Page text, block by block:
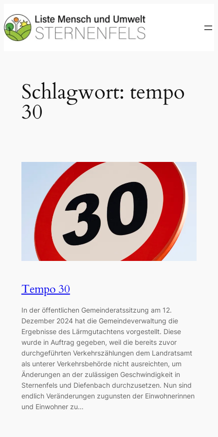
Inhalt
springen
Schlagwort: tempo
30
Tempo 30
In der öffentlichen Gemeinderatssitzung am 12.
Dezember 2024 hat die Gemeindeverwaltung die
Ergebnisse des Lärmgutachtens vorgestellt. Diese
wurde in Auftrag gegeben, weil die bereits zuvor
durchgeführten Verkehrszählungen dem Landratsamt
als unterer Verkehrsbehörde nicht ausreichten, um
Änderungen an der zulässigen Geschwindigkeit in
Sternenfels und Diefenbach durchzusetzen. Nun sind
endlich Veränderungen zugunsten der Einwohnerinnen
und Einwohner zu…